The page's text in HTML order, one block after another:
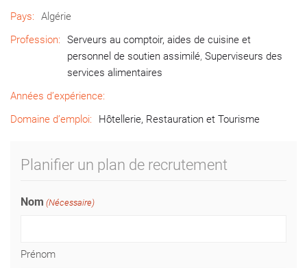
Pays:
Algérie
Profession:
Serveurs au comptoir, aides de cuisine et
personnel de soutien assimilé, Superviseurs des
services alimentaires
Années d’expérience:
Domaine d’emploi:
Hôtellerie, Restauration et Tourisme
Planifier un plan de recrutement
Nom (Nécessaire)
Prénom